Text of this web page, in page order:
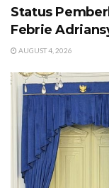
Status
Febrie
AUGUST 4, 2026